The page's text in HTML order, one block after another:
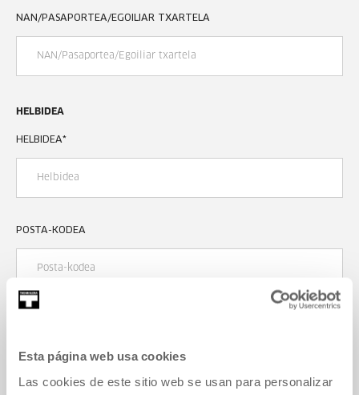
Esta página web usa cookies
Las cookies de este sitio web se usan para personalizar
NAN/PASAPORTEA/EGOILIAR TXARTELA
HELBIDEA
HELBIDEA*
POSTA-KODEA